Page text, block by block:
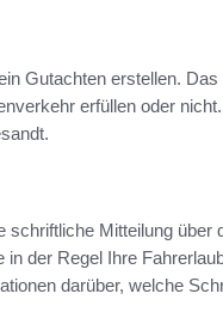
Gutachten erstellen.
erfüllen oder
schriftliche Mitteilung über
der Regel Ihre
darüber, welche